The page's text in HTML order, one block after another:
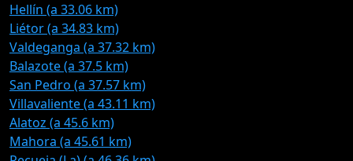
Hellín (a 33.06 km)
Liétor (a 34.83 km)
Valdeganga (a 37.32 km)
Balazote (a 37.5 km)
San Pedro (a 37.57 km)
Villavaliente (a 43.11 km)
Alatoz (a 45.6 km)
Mahora (a 45.61 km)